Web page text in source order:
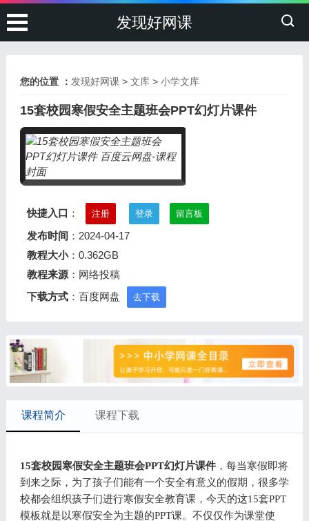
发现好网课
您的位置 ： 发现好网课> 文库> 小学文库
15套校园寒假安全主题班会PPT幻灯片课件
快捷入口 ： 注册 登录 留言板
发布时间 ：2024-04-17
教程大小：0.362GB
教程来源：网络投稿
下载方式：百度网盘 去下载
课程简介 课程下载
15套校园寒假安全主题班会PPT幻灯片课件，每当寒假即将
到来之际，为了孩子们能有一个安全有意义的假期，很多学
校都会组织孩子们进行寒假安全教育课，今天的这15套PPT
模板就是以寒假安全为主题的PPT课。不仅仅作为课堂使